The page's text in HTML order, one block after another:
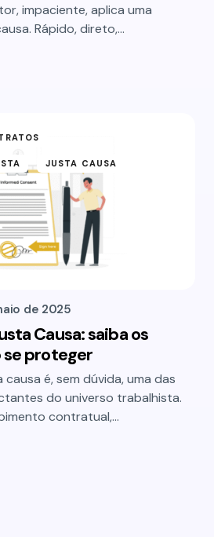
impaciente, aplica uma
Rápido, direto,…
JUSTA CAUSA
de 2025
Causa: saiba os
se proteger
é, sem dúvida, uma das
do universo trabalhista.
contratual,…